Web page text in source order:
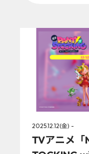
2025.12.12(金) -
TVアニメ「